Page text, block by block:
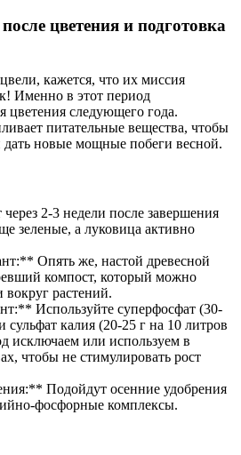
цветения и подготовка
кажется, что их миссия
Именно в этот период
цветения следующего года.
питательные вещества, чтобы
дать новые мощные побеги весной.
2-3 недели после завершения
зеленые, а луковица активно
Опять же, настой древесной
компост, который можно
вокруг растений.
Используйте суперфосфат (30-
сульфат калия (20-25 г на 10 литров
исключаем или используем в
чтобы не стимулировать рост
Подойдут осенние удобрения
фосфорные комплексы.